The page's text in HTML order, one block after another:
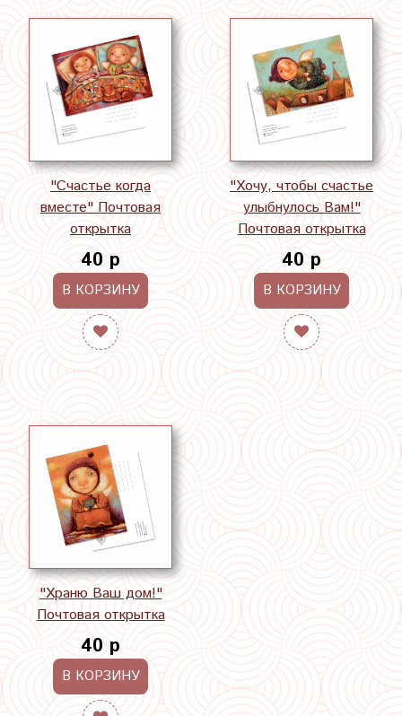
"Счастье когда
вместе" Почтовая
открытка
40 р
В КОРЗИНУ
"Хочу, чтобы счастье
улыбнулось Вам!"
Почтовая открытка
40 р
В КОРЗИНУ
"Храню Ваш дом!"
Почтовая открытка
40 р
В КОРЗИНУ